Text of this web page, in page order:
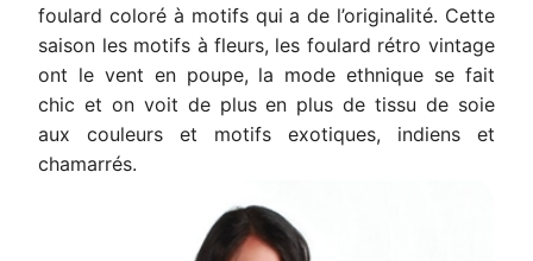
foulard coloré à motifs qui a de l’originalité. Cette
saison les motifs à fleurs, les foulard rétro vintage
ont le vent en poupe, la mode ethnique se fait
chic et on voit de plus en plus de tissu de soie
aux couleurs et motifs exotiques, indiens et
chamarrés.